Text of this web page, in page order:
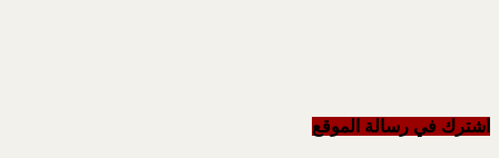
اشترك في رسالة الموقع